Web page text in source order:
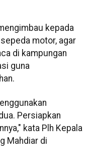
kepada
motor, agar
di kampungan
guna
Persiapkan
kata Plh Kepala
Mahdiar di